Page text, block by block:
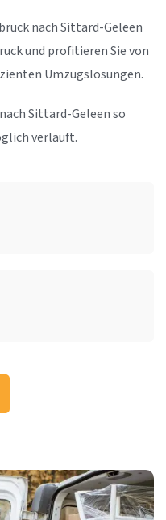
nach Sittard-Geleen
und profitieren Sie von
Umzugslösungen.
Sittard-Geleen so
verläuft.